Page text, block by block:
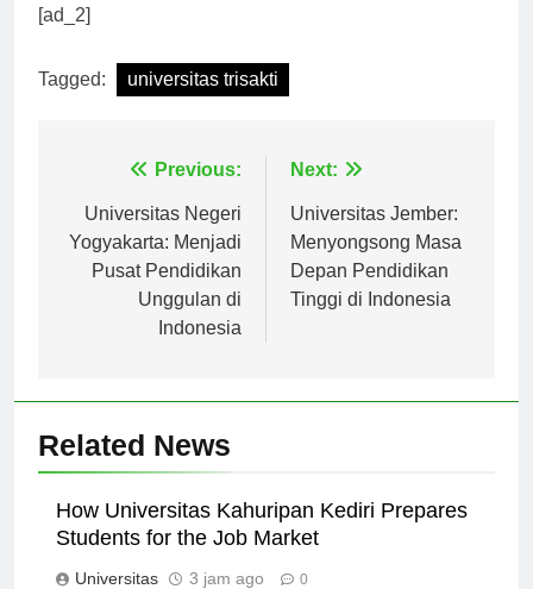
[ad_2]
Tagged: universitas trisakti
Navigasi
pos
Previous:
Universitas Negeri
Yogyakarta: Menjadi
Pusat Pendidikan
Unggulan di
Indonesia
Next:
Universitas Jember:
Menyongsong Masa
Depan Pendidikan
Tinggi di Indonesia
Related News
How Universitas Kahuripan Kediri Prepares
Students for the Job Market
Universitas 3 jam ago 0